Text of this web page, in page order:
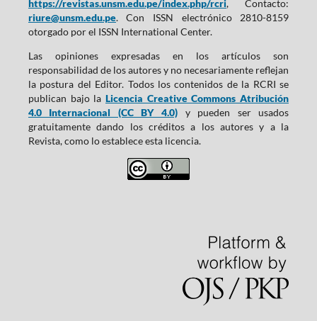
https://revistas.unsm.edu.pe/index.php/rcri, Contacto:
riure@unsm.edu.pe. Con ISSN electrónico 2810-8159
otorgado por el ISSN International Center.
Las opiniones expresadas en los artículos son
responsabilidad de los autores y no necesariamente reflejan
la postura del Editor. Todos los contenidos de la RCRI se
publican bajo la Licencia Creative Commons Atribución
4.0 Internacional (CC BY 4.0) y pueden ser usados
gratuitamente dando los créditos a los autores y a la
Revista, como lo establece esta licencia.